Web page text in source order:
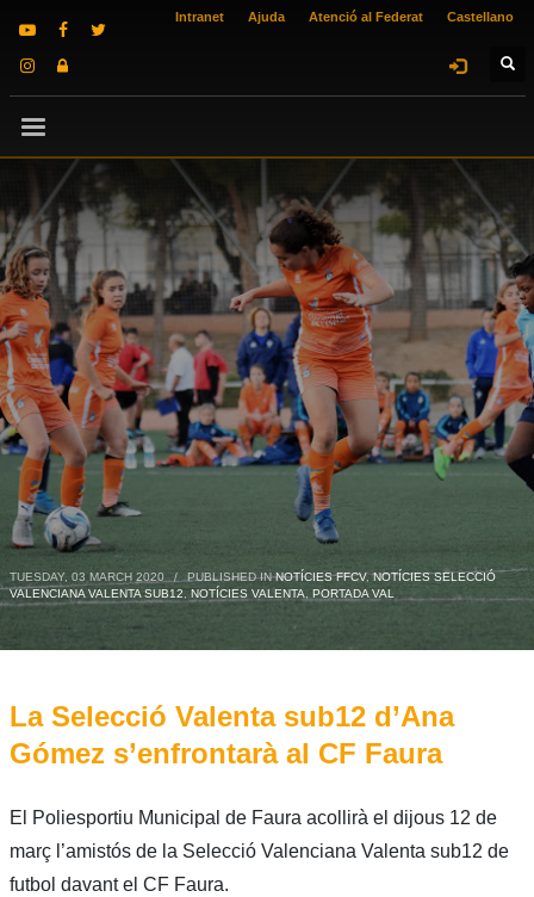
Intranet Ajuda Atenció al Federat Castellano
TUESDAY, 03 MARCH 2020 / PUBLISHED INNOTÍCIES FFCV,NOTÍCIES SELECCIÓ
VALENCIANA VALENTA SUB12,NOTÍCIES VALENTA, PORTADA VAL
La Selecció Valenta sub12 d’Ana
Gómez s’enfrontarà al CF Faura
El Poliesportiu Municipal de Faura acollirà el dijous 12 de
març l’amistós de la Selecció Valenciana Valenta sub12 de
futbol davant el CF Faura.